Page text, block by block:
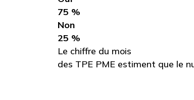
75 %
Non
25 %
Le chiffre du mois
des TPE PME estiment que le